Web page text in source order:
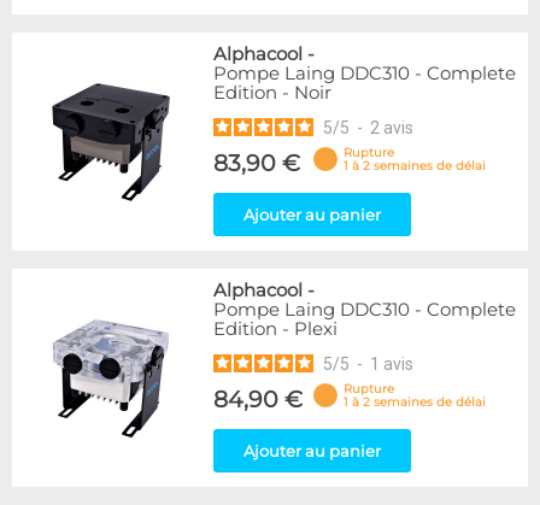
Alphacool -
Pompe Laing DDC310 - Complete
Edition - Noir
5/5 - 2 avis
83,90 €
Rupture
1 à 2 semaines de délai
Ajouter au panier
Alphacool -
Pompe Laing DDC310 - Complete
Edition - Plexi
5/5 - 1 avis
84,90 €
Rupture
1 à 2 semaines de délai
Ajouter au panier